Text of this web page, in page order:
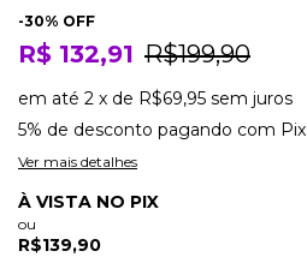
-30% OFF
R$ 132,91 R$199,90
em até 2 x de R$69,95 sem juros
5% de desconto pagando com Pix
Ver mais detalhes
À VISTA NO PIX
ou
R$139,90